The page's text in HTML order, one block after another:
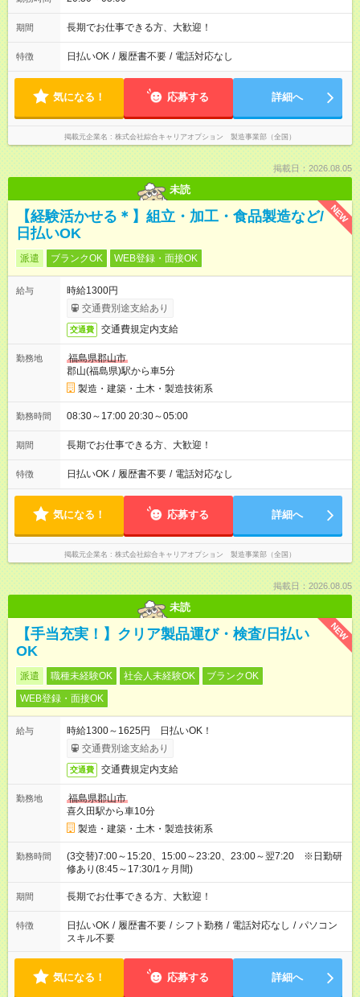
期間 長期でお仕事できる方、大歓迎！
特徴 日払いOK / 履歴書不要 / 電話対応なし
気になる！ 応募する 詳細へ
掲載元企業名 株式会社綜合キャリアオプション 製造事業部（全国）
掲載日：2026.08.05
未読
NEW
【経験活かせる＊】組立・加工・食品製造など/
日払いOK
派遣 ブランクOK WEB登録・面接OK
給与
時給1300円
交通費別途支給あり
交通費 交通費規定内支給
勤務地
福島県郡山市
郡山(福島県)駅から車5分
製造・建築・土木・製造技術系
勤務時間 08:30～17:00 20:30～05:00
期間 長期でお仕事できる方、大歓迎！
特徴 日払いOK / 履歴書不要 / 電話対応なし
気になる！ 応募する 詳細へ
掲載元企業名 株式会社綜合キャリアオプション 製造事業部（全国）
掲載日：2026.08.05
未読
NEW
【手当充実！】クリア製品運び・検査/日払い
OK
派遣 職種未経験OK 社会人未経験OK
ブランクOK
WEB登録・面接OK
給与
時給1300～1625円 日払いOK！
交通費別途支給あり
交通費 交通費規定内支給
勤務地
福島県郡山市
喜久田駅から車10分
製造・建築・土木・製造技術系
勤務時間
(3交替)7:00～15:20、15:00～23:20、23:00～翌7:20 ※日勤研
修あり(8:45～17:30/1ヶ月間)
期間 長期でお仕事できる方、大歓迎！
特徴 日払いOK / 履歴書不要 / シフト勤務 / 電話対応なし / パソコン
スキル不要
気になる！ 応募する 詳細へ